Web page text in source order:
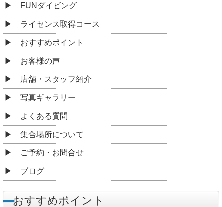
FUNダイビング
ライセンス取得コース
おすすめポイント
お客様の声
店舗・スタッフ紹介
写真ギャラリー
よくある質問
集合場所について
ご予約・お問合せ
ブログ
おすすめポイント